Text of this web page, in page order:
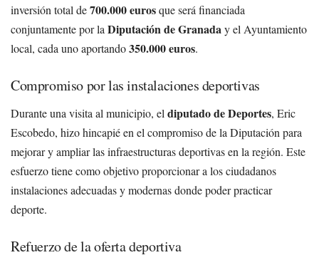
inversión total de700.000 eurosque será financiada
conjuntamente por la Diputación de Granaday el Ayuntamiento
local, cada uno aportando350.000 euros.
Compromiso por las instalaciones deportivas
Durante una visita al municipio, el diputado de Deportes, Eric
Escobedo, hizo hincapié en el compromiso de la Diputación para
mejorar y ampliar las infraestructuras deportivas en la región. Este
esfuerzo tiene como objetivo proporcionar a los ciudadanos
instalaciones adecuadas y modernas donde poder practicar
deporte.
Refuerzo de la oferta deportiva